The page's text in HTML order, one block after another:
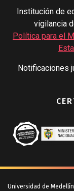
Institución de
vigilancia
Política para el
Notificaciones
Universidad de